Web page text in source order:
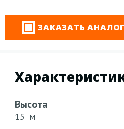
ЗАКАЗАТЬ
Высота
15 м